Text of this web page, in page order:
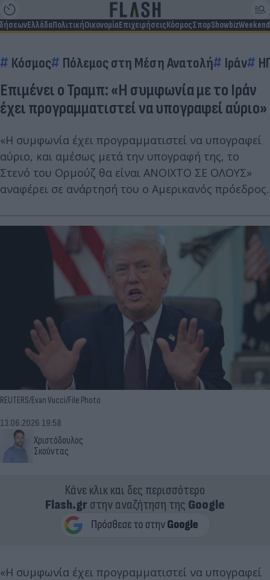
ΕλλάδαΠολιτικήΟικονομίαΕπιχειρήσειςΚόσμοςΣπορShowbizWeekend
Κόσμος Πόλεμος στη Μέση Ανατολή Ιράν
Επιμένει ο Τραμπ: «Η συμφωνία με το Ιράν
έχει προγραμματιστεί να υπογραφεί αύριο»
«Η συμφωνία έχει προγραμματιστεί να υπογραφεί
αύριο, και αμέσως μετά την υπογραφή της, το
Στενό του Ορμούζ θα είναι ΑΝΟΙΧΤΟ ΣΕ ΟΛΟΥΣ»
αναφέρει σε ανάρτησή του ο Αμερικανός πρόεδρος.
REUTERS/Evan Vucci/File Photo
Χριστόδουλος
Σκούντας
13.06.2026 19:58
Κάνε κλικ και δες περισσότερο
Flash.grστην αναζήτηση της Google
«Η συμφωνία έχει προγραμματιστεί να υπογραφεί